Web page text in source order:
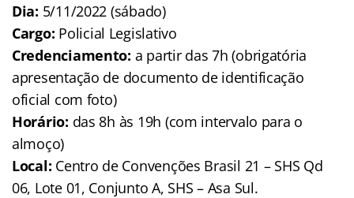
Dia: 5/11/2022 (sábado)
Cargo: Policial Legislativo
Credenciamento: a partir das 7h (obrigatória
apresentação de documento de identificação
oficial com foto)
Horário: das 8h às 19h (com intervalo para o
almoço)
Local: Centro de Convenções Brasil 21 – SHS Qd
06, Lote 01, Conjunto A, SHS – Asa Sul.